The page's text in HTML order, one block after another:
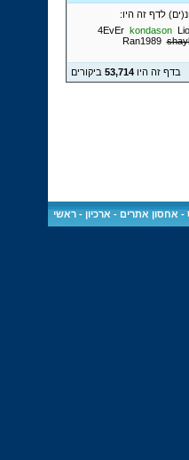
4EvEr kondason
Ran1989
בדף זה היו53,714 ביקורים
- אחסון אתרים - ארכיון -ראשי